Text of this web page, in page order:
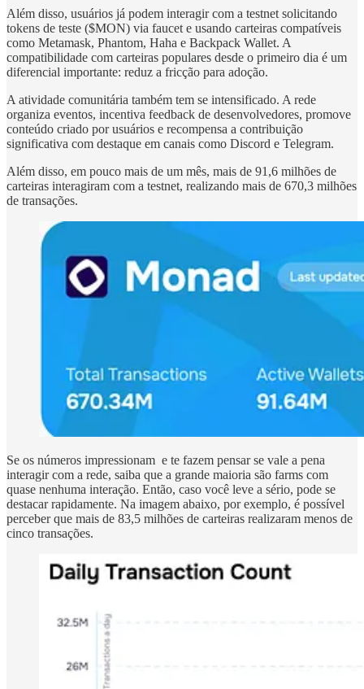
Além disso, usuários já podem interagir com a testnet solicitando
tokens de teste ($MON) via faucet e usando carteiras compatíveis
como Metamask, Phantom, Haha e Backpack Wallet. A
compatibilidade com carteiras populares desde o primeiro dia é um
diferencial importante: reduz a fricção para adoção.
A atividade comunitária também tem se intensificado. A rede
organiza eventos, incentiva feedback de desenvolvedores, promove
conteúdo criado por usuários e recompensa a contribuição
significativa com destaque em canais como Discord e Telegram.
Além disso, em pouco mais de um mês, mais de 91,6 milhões de
carteiras interagiram com a testnet, realizando mais de 670,3 milhões
de transações.
Se os números impressionam e te fazem pensar se vale a pena
interagir com a rede, saiba que a grande maioria são farms com
quase nenhuma interação. Então, caso você leve a sério, pode se
destacar rapidamente. Na imagem abaixo, por exemplo, é possível
perceber que mais de 83,5 milhões de carteiras realizaram menos de
cinco transações.